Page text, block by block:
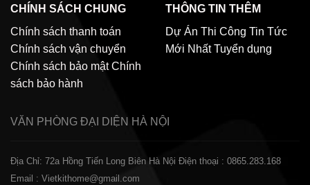
CHÍNH SÁCH CHUNG
Chính sách thanh toán
Chính sách vận chuyển
Chính sách bảo mật Chính
sách bảo hành
THÔNG TIN THÊM
Dự Án Thi Công Tin Tức
Mới Nhất Tuyển dụng
VĂN PHÒNG ĐẠI DIỆN HÀ NỘI
Địa Chỉ: 72a Hồng Tiến Long Biên Hà Nội Điện thoại : 0865.283.168
Email : Vietkithome@gmail.com